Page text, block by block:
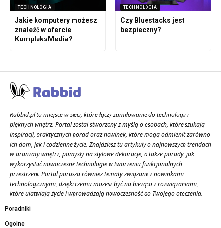
TECHNOLOGIA
Jakie komputery możesz
znaleźć w ofercie
KompleksMedia?
TECHNOLOGIA
Czy Bluestacks jest
bezpieczny?
Rabbid.pl to miejsce w sieci, które łączy zamiłowanie do technologii i
pięknych wnętrz. Portal został stworzony z myślą o osobach, które szukają
inspiracji, praktycznych porad oraz nowinek, które mogą odmienić zarówno
ich dom, jak i codzienne życie. Znajdziesz tu artykuły o najnowszych trendach
w aranżacji wnętrz, pomysły na stylowe dekoracje, a także porady, jak
wykorzystać nowoczesne technologie w tworzeniu funkcjonalnych
przestrzeni. Portal porusza również tematy związane z nowinkami
technologicznymi, dzięki czemu możesz być na bieżąco z rozwiązaniami,
które ułatwiają życie i wprowadzają nowoczesność do Twojego otoczenia.
Poradniki
Ogolne